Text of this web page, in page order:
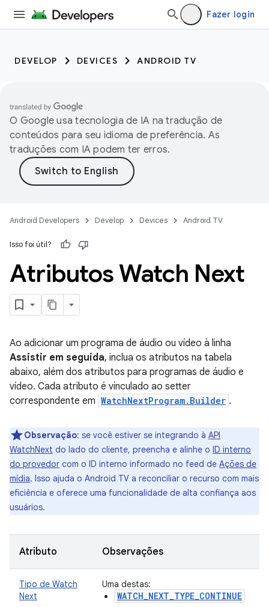
Fazer login
DEVELOP DEVICES ANDROID TV
O Google usa tecnologia de IA na tradução de
conteúdos para seu idioma de preferência. As
traduções com IA podem ter erros.
Android Developers Develop Devices Android TV
Isso foi útil?
Atributos Watch Next
Ao adicionar um programa de áudio ou vídeo à linha
Assistir em seguida, inclua os atributos na tabela
abaixo, além dos atributos para programas de áudio e
vídeo. Cada atributo é vinculado ao setter
correspondente em WatchNextProgram.Builder .
Observação: se você estiver se integrando à API
WatchNext do lado do cliente, preencha e alinhe o ID interno
do provedor com o ID interno informado no feed de Ações de
mídia. Isso ajuda o Android TV a reconciliar o recurso com mais
eficiência e oferece uma funcionalidade de alta confiança aos
usuários.
Atributo Observações
Tipo de Watch
Next
Uma destas:
WATCH_NEXT_TYPE_CONTINUE